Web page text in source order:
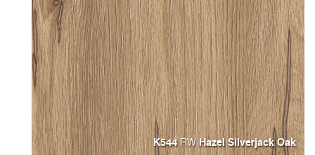
K544RWHazel Silverjack